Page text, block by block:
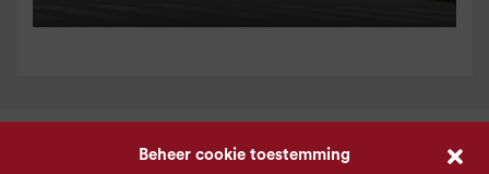
Beheer cookie toestemming